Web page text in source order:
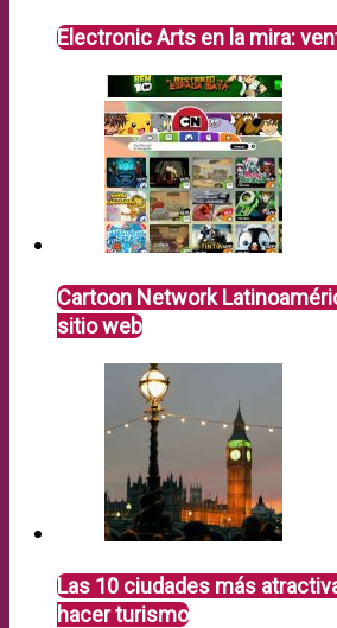
Electronic Arts en la mira:
Cartoon Network
sitio web
Las 10 ciudades más
hacer turismo